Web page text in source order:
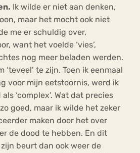
Ik wilde er niet aan denken,
maar het mocht ook niet
me er schuldig over,
want het voelde ‘vies’,
nog meer beladen werden.
‘teveel’ te zijn. Toen ik eenmaal
voor mijn eetstoornis, werd ik
‘complex’. Wat dat precies
goed, maar ik wilde het zeker
maken door het over
de dood te hebben. En dit
beurt dan ook weer de